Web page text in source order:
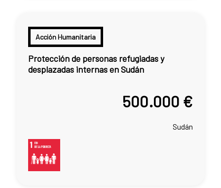
Acción Humanitaria
Protección de personas refugiadas y
desplazadas internas en Sudán
500.000 €
Sudán